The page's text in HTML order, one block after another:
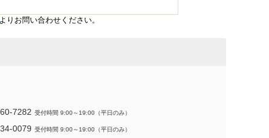
りお問い合わせください。
7282 受付時間 9:00～19:00（平日のみ）
0079 受付時間 9:00～19:00（平日のみ）